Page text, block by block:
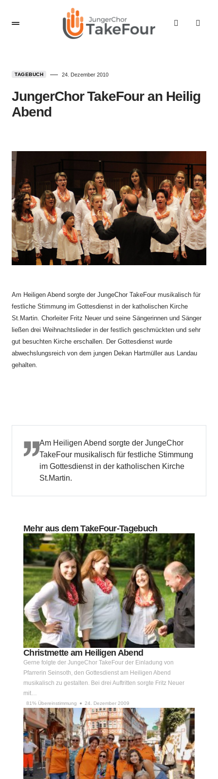
TAGEBUCH 24. Dezember 2010
JungerChor TakeFour an Heilig
Abend
Am Heiligen Abend sorgte der JungeChor TakeFour musikalisch für
festliche Stimmung im Gottesdienst in der katholischen Kirche
St.Martin. Chorleiter Fritz Neuer und seine Sängerinnen und Sänger
ließen drei Weihnachtslieder in der festlich geschmückten und sehr
gut besuchten Kirche erschallen. Der Gottesdienst wurde
abwechslungsreich von dem jungen Dekan Hartmüller aus Landau
gehalten.
Am Heiligen Abend sorgte der JungeChor
TakeFour musikalisch für festliche Stimmung
im Gottesdienst in der katholischen Kirche
St.Martin.
Mehr aus dem TakeFour-Tagebuch
Christmette am Heiligen Abend
Gerne folgte der JungeChor TakeFour der Einladung von
Pfarrerin Seinsoth, den Gottesdienst am Heiligen Abend
musikalisch zu gestalten. Bei drei Auftritten sorgte Fritz Neuer
mit…
81% Übereinstimmung 24. Dezember 2009